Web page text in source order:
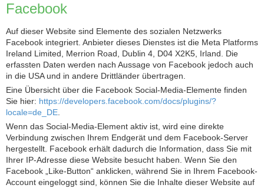
Facebook
Auf dieser Website sind Elemente des sozialen Netzwerks
Facebook integriert. Anbieter dieses Dienstes ist die Meta Platforms
Ireland Limited, Merrion Road, Dublin 4, D04 X2K5, Irland. Die
erfassten Daten werden nach Aussage von Facebook jedoch auch
in die USA und in andere Drittländer übertragen.
Eine Übersicht über die Facebook Social-Media-Elemente finden
Sie hier: https://developers.facebook.com/docs/plugins/?
locale=de_DE
Wenn das Social-Media-Element aktiv ist, wird eine direkte
Verbindung zwischen Ihrem Endgerät und dem Facebook-Server
hergestellt. Facebook erhält dadurch die Information, dass Sie mit
Ihrer IP-Adresse diese Website besucht haben. Wenn Sie den
Facebook „Like-Button“ anklicken, während Sie in Ihrem Facebook-
Account eingeloggt sind, können Sie die Inhalte dieser Website auf